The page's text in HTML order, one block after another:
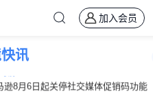
加入会员
讯
Shop东南亚上线内容授权工具，3天
机制助力非原创内容合规处理
时前
逊8月6日起关停社交媒体促销码功能